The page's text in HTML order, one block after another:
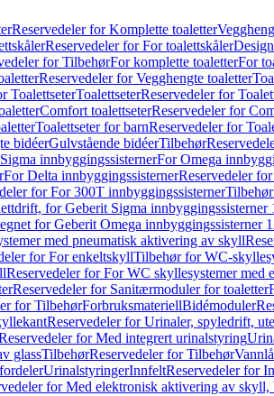
Reservedeler for Komplette toaletter
Reservedeler for For toalettskåler
for TilbehørFor komplette toaletterFor
Reservedeler for Vegghengte toaletter
ToalettseterToalettseterReservedeler for
Comfort toalettseterReservedeler for
Toalettseter for barnReservedeler for
bidéerGulvstående bidéerTilbehør
innbyggingssisternerFor Omega
For Delta innbyggingssisternerReservedeler
for For 300T innbyggingssisternerTilbehør
for Geberit Sigma innbyggingssisterner
for Geberit Omega innbyggingssisterner
med pneumatisk aktivering av skyll
for For enkeltskyllTilbehør for WC-
Reservedeler for For WC skyllesystemer med
Reservedeler for Sanitærmoduler for toaletter
for TilbehørForbruksmateriellBidémoduler
Reservedeler for Urinaler, spyledrift,
for Med integrert urinalstyring
glassTilbehørReservedeler for Tilbehør
UrinalstyringerInnfeltReservedeler for
for Med elektronisk aktivering av skyll,